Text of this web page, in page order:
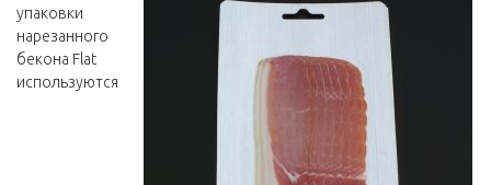
упаковки
нарезанного
бекона Flat
используются